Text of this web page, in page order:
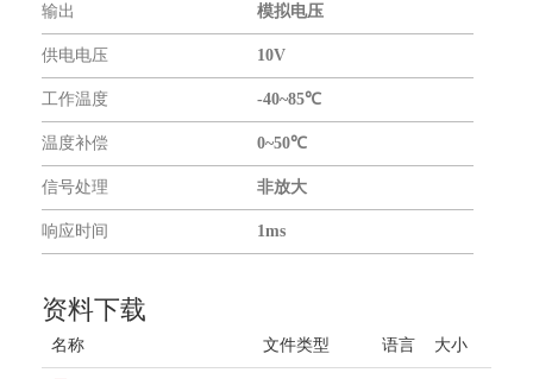
GPS全向天线
合作伙伴
联系我们
输出 模拟电压
供电电压 10V
工作温度 -40~85℃
温度补偿 0~50℃
信号处理 非放大
响应时间 1ms
资料下载
名称 文件类型 语言 大小